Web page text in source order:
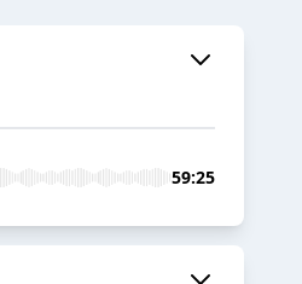
59:25